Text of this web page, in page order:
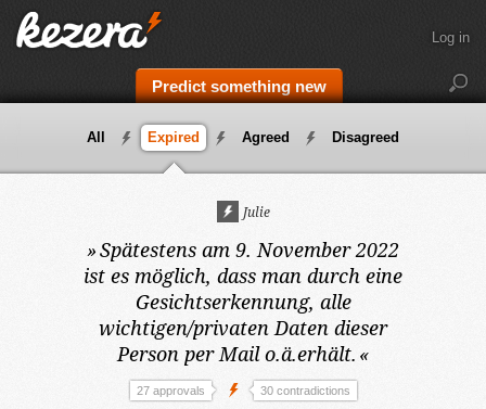
Predict something new
Log in
All Expired Agreed Disagreed
Julie
»Spätestens am 9. November 2022
ist es möglich, dass man durch eine
Gesichtserkennung, alle
wichtigen/privaten Daten dieser
Person per Mail o.ä.erhält. «
27 approvals 30 contradictions